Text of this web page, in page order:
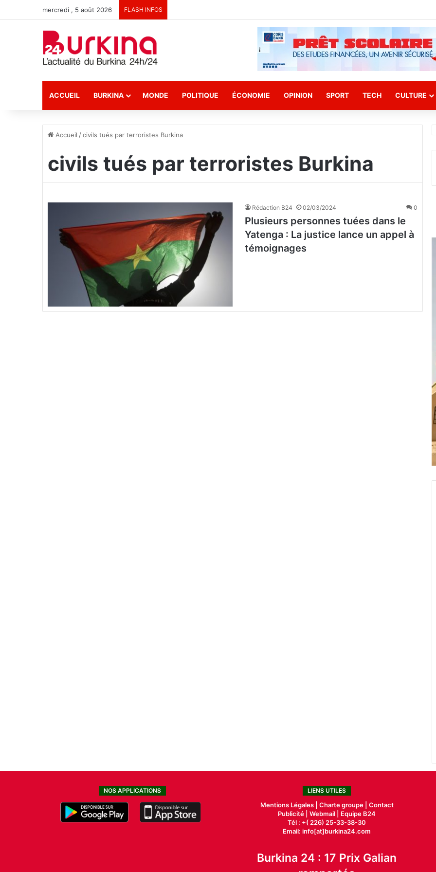
mercredi , 5 août 2026 FLASH INFOS
ACCUEIL BURKINA MONDE POLITIQUE ÉCONOMIE OPINION SPORT TECH CULTURE
Accueil /civils tués par terroristes Burkina
civils tués par terroristes Burkina
Rédaction B24 02/03/2024 0
Plusieurs personnes tuées dans le
Yatenga : La justice lance un appel à
témoignages
NOS APPLICATIONS LIENS UTILES
Mentions Légales | Charte groupe | Contact
Publicité |Webmail |
Equipe B24
Tél : +( 226) 25-33-38-30
Email: info[at]burkina24.com
Burkina 24 : 17 Prix Galian